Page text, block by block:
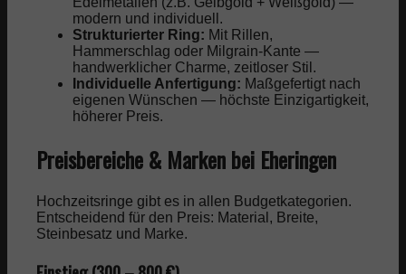
modern und individuell.
Strukturierter Ring: Mit Rillen,
Hammerschlag oder Milgrain-Kante —
handwerklicher Charme, zeitloser Stil.
Individuelle Anfertigung: Maßgefertigt nach
eigenen Wünschen — höchste Einzigartigkeit,
höherer Preis.
Preisbereiche & Marken bei Eheringen
Hochzeitsringe gibt es in allen Budgetkategorien.
Entscheidend für den Preis: Material, Breite,
Steinbesatz und Marke.